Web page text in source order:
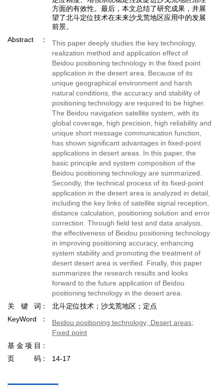
方面的有效性。最后，本文总结了研究成果，并展
望了北斗定位技术在未来沙戈荒地区应用中的发展
前景。
Abstract
This paper deeply studies the key technology,
realization method and application effect of
Beidou positioning technology in the fixed point
application in the desert area. Because of its
unique geographical environment and harsh
natural conditions, the accuracy and stability of
positioning technology are required to be higher.
The Beidou navigation satellite system, with its
global coverage, high precision, high reliability and
unique short message communication function,
has shown significant advantages in fixed-point
applications in desert areas. In this paper, the
basic principle and system composition of the
Beidou positioning technology are summarized.
Secondly, the technical process of its fixed-point
application in the desert area is analyzed in detail,
including the key links of satellite signal reception,
distance calculation, positioning solution and error
correction. Through field test and data analysis,
the effectiveness of Beidou positioning technology
in improving positioning accuracy, enhancing
system stability and promoting the treatment of
desert desert area is verified. Finally, this paper
summarizes the research results and looks
forward to the future application of Beidou
positioning technology in the desert area.
关键词
北斗定位技术；沙戈荒地区；定点
KeyWord
Beidou positioning technology; Desert areas;
Fixed point
基金项目
页码
14-17